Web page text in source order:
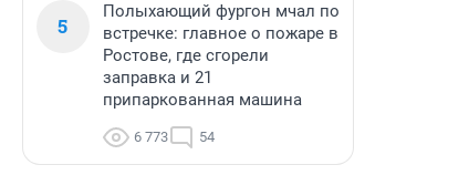
5
Полыхающий фургон мчал по
встречке: главное о пожаре в
Ростове, где сгорели
заправка и 21
припаркованная машина
6 773 54